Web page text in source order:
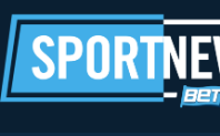
al
contenuto